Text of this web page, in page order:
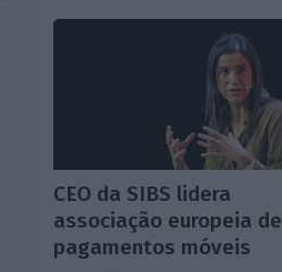
CEO da SIBS lidera
associação europeia de
pagamentos móveis